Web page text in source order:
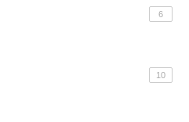
6
10